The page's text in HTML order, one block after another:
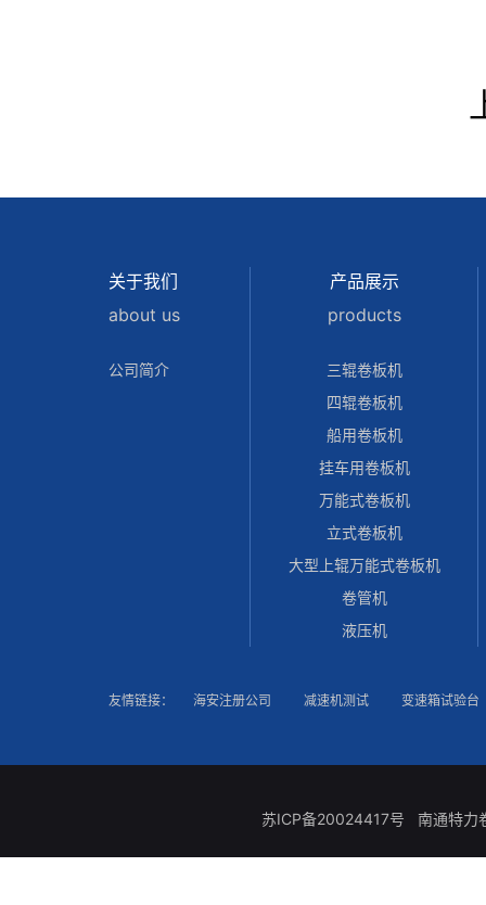
关于我们
about us
公司简介
产品展示
products
三辊卷板机
四辊卷板机
船用卷板机
挂车用卷板机
万能式卷板机
立式卷板机
大型上辊万能式卷板机
卷管机
液压机
友情链接： 海安注册公司 减速机测试 变速箱试验台
苏ICP备20024417号 南通特力